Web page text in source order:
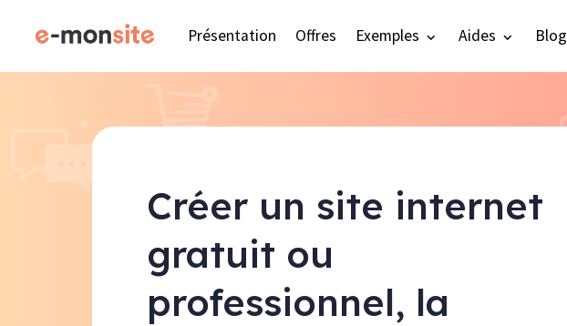
Présentation Offres Exemples Aides Blog
Créer un site internet
gratuit ou
professionnel, la